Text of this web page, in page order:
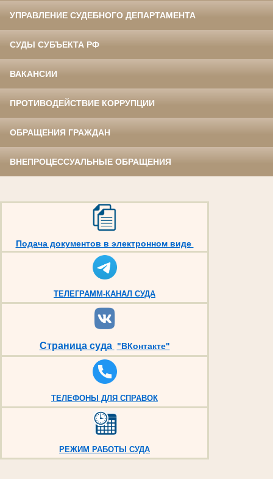
УПРАВЛЕНИЕ СУДЕБНОГО ДЕПАРТАМЕНТА
СУДЫ СУБЪЕКТА РФ
ВАКАНСИИ
ПРОТИВОДЕЙСТВИЕ КОРРУПЦИИ
ОБРАЩЕНИЯ ГРАЖДАН
ВНЕПРОЦЕССУАЛЬНЫЕ ОБРАЩЕНИЯ
Подача документов в электронном виде
ТЕЛЕГРАММ-КАНАЛ СУДА
Страница суда "ВКонтакте"
ТЕЛЕФОНЫ ДЛЯ СПРАВОК
РЕЖИМ РАБОТЫ СУДА